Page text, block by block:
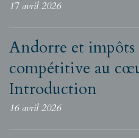
17 avril 2026
Andorre et impôts
compétitive au
Introduction
16 avril 2026